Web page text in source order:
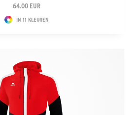
64.00 EUR
IN 11 KLEUREN